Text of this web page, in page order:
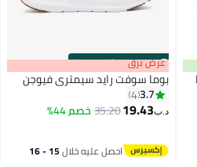
00m:00s
·باقي 100%
3
عرض برق
بوما سوفت رايد سيمتري فيوجن
3.7
4
د.ب‏ 19.43
35.20 خصم 44%
احصل عليه خلال 15 - 16
اغسطس